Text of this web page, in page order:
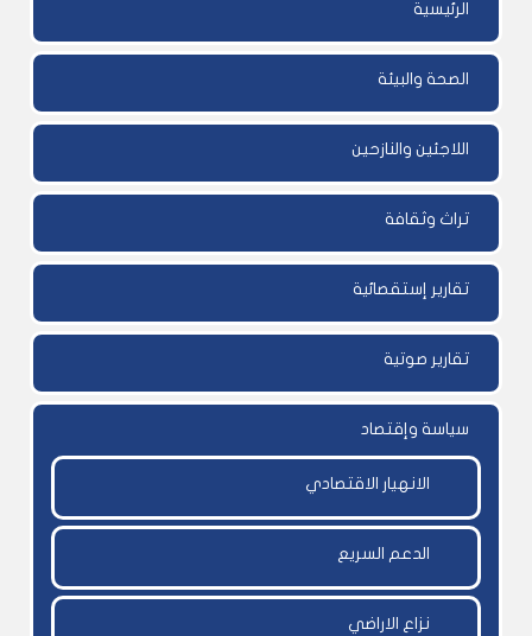
الرئيسية
الصحة والبيئة
اللاجئين والنازحين
تراث وثقافة
تقارير إستقصائية
تقارير صوتية
سياسة وإقتصاد
الانهيار الاقتصادي
الدعم السريع
نزاع الاراضي